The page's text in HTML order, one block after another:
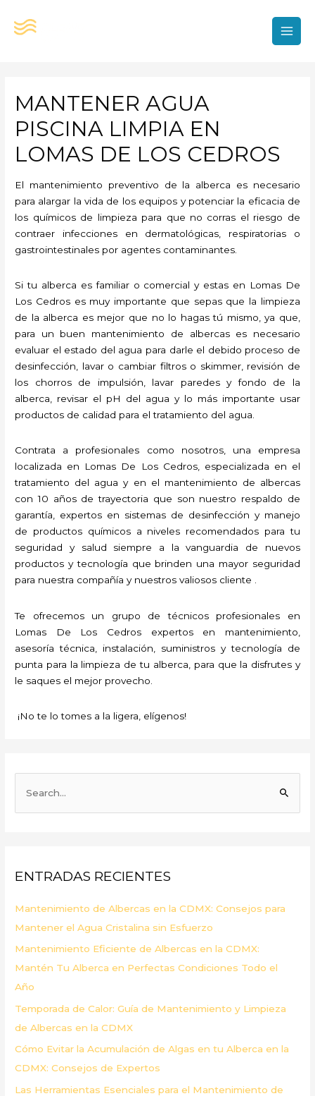
MANTENER AGUA
PISCINA LIMPIA EN
LOMAS DE LOS CEDROS
El mantenimiento preventivo de la alberca es necesario
para alargar la vida de los equipos y potenciar la eficacia de
los químicos de limpieza para que no corras el riesgo de
contraer infecciones en dermatológicas, respiratorias o
gastrointestinales por agentes contaminantes.
Si tu alberca es familiar o comercial y estas en Lomas De
Los Cedros es muy importante que sepas que la limpieza
de la alberca es mejor que no lo hagas tú mismo, ya que,
para un buen mantenimiento de albercas es necesario
evaluar el estado del agua para darle el debido proceso de
desinfección, lavar o cambiar filtros o skimmer, revisión de
los chorros de impulsión, lavar paredes y fondo de la
alberca, revisar el pH del agua y lo más importante usar
productos de calidad para el tratamiento del agua.
Contrata a profesionales como nosotros, una empresa
localizada en Lomas De Los Cedros, especializada en el
tratamiento del agua y en el mantenimiento de albercas
con 10 años de trayectoria que son nuestro respaldo de
garantía, expertos en sistemas de desinfección y manejo
de productos químicos a niveles recomendados para tu
seguridad y salud siempre a la vanguardia de nuevos
productos y tecnología que brinden una mayor seguridad
para nuestra compañía y nuestros valiosos cliente .
Te ofrecemos un grupo de técnicos profesionales en
Lomas De Los Cedros expertos en mantenimiento,
asesoría técnica, instalación, suministros y tecnología de
punta para la limpieza de tu alberca, para que la disfrutes y
le saques el mejor provecho.
¡No te lo tomes a la ligera, elígenos!
r
o
r
:
ENTRADAS RECIENTES
Mantenimiento de Albercas en la CDMX: Consejos para
Mantener el Agua Cristalina sin Esfuerzo
Mantenimiento Eficiente de Albercas en la CDMX:
Mantén Tu Alberca en Perfectas Condiciones Todo el
Año
Temporada de Calor: Guía de Mantenimiento y Limpieza
de Albercas en la CDMX
Cómo Evitar la Acumulación de Algas en tu Alberca en la
CDMX: Consejos de Expertos
Las Herramientas Esenciales para el Mantenimiento de